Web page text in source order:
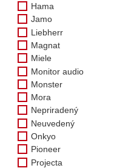
Hama
Jamo
Liebherr
Magnat
Miele
Monitor audio
Monster
Mora
Nepriradený
Neuvedený
Onkyo
Pioneer
Projecta